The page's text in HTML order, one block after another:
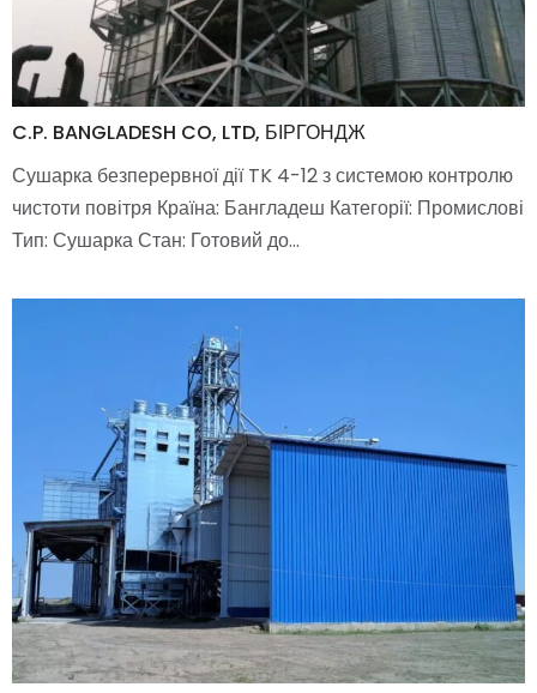
C.P. BANGLADESH CO, LTD, БІРГОНДЖ
Сушарка безперервної дії TK 4-12 з системою контролю
чистоти повітря Країна: Бангладеш Категорії: Промислові
Тип: Сушарка Стан: Готовий до…